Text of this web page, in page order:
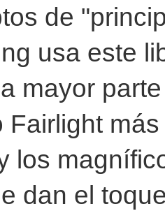
de
usa este
mayor
Fairlight
los
dan el